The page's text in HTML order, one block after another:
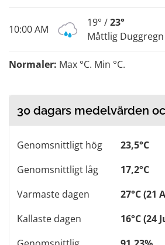
10:00 AM
19° /23°
Måttlig Duggregn
Normaler: Max °C. Min °C.
30 dagars medelvärden
Genomsnittligt hög
23,5°C
Genomsnittligt låg
17,2°C
Varmaste dagen
27°C (21
Kallaste dagen
16°C (24